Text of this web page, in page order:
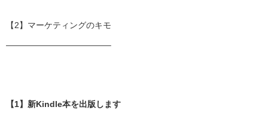
【2】マーケティングのキモ
————————————–
【1】新Kindle本を出版します